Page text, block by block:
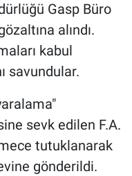
Gasp Büro
alındı.
kabul
savundular.
sevk edilen F.A.
tutuklanarak
gönderildi.